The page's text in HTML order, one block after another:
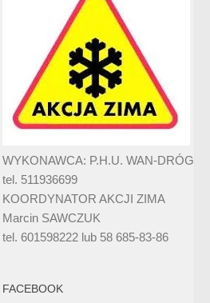
WYKONAWCA: P.H.U. WAN-DRÓG
tel. 511936699
KOORDYNATOR AKCJI ZIMA
Marcin SAWCZUK
tel. 601598222 lub 58 685-83-86
FACEBOOK